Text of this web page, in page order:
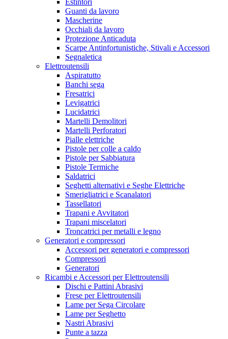
Estintori
Guanti da lavoro
Mascherine
Occhiali da lavoro
Protezione Anticaduta
Scarpe Antinfortunistiche, Stivali e Accessori
Segnaletica
Elettroutensili
Aspiratutto
Banchi sega
Fresatrici
Levigatrici
Lucidatrici
Martelli Demolitori
Martelli Perforatori
Pialle elettriche
Pistole per colle a caldo
Pistole per Sabbiatura
Pistole Termiche
Saldatrici
Seghetti alternativi e Seghe Elettriche
Smerigliatrici e Scanalatori
Tassellatori
Trapani e Avvitatori
Trapani miscelatori
Troncatrici per metalli e legno
Generatori e compressori
Accessori per generatori e compressori
Compressori
Generatori
Ricambi e Accessori per Elettroutensili
Dischi e Pattini Abrasivi
Frese per Elettroutensili
Lame per Sega Circolare
Lame per Seghetto
Nastri Abrasivi
Punte a tazza